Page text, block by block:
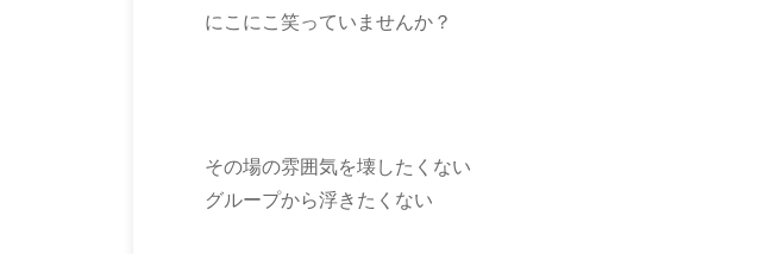
にこにこ笑っていませんか？
その場の雰囲気を壊したくない
グループから浮きたくない